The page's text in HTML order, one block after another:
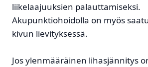
liikelaajuuksien palauttamiseksi.
Akupunktiohoidolla on myös
kivun lievityksessä.
Jos ylenmääräinen lihasjännitys